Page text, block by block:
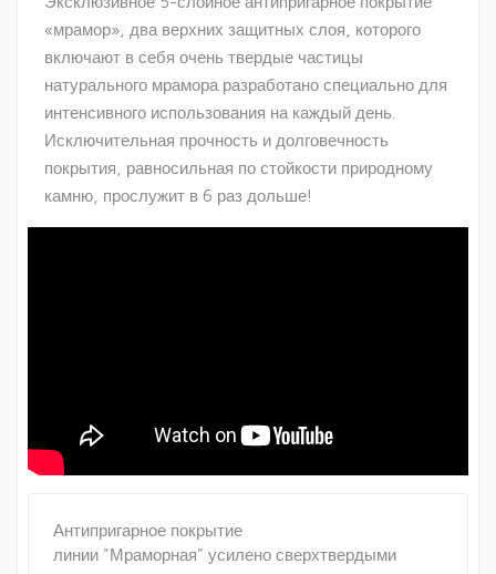
«мрамор», два верхних защитных слоя, которого
включают в себя очень твердые частицы
натурального мрамора разработано специально для
интенсивного использования на каждый день.
Исключительная прочность и долговечность
покрытия, равносильная по стойкости природному
камню, прослужит в 6 раз дольше!
Антипригарное покрытие
линии "Мраморная" усилено сверхтвердыми